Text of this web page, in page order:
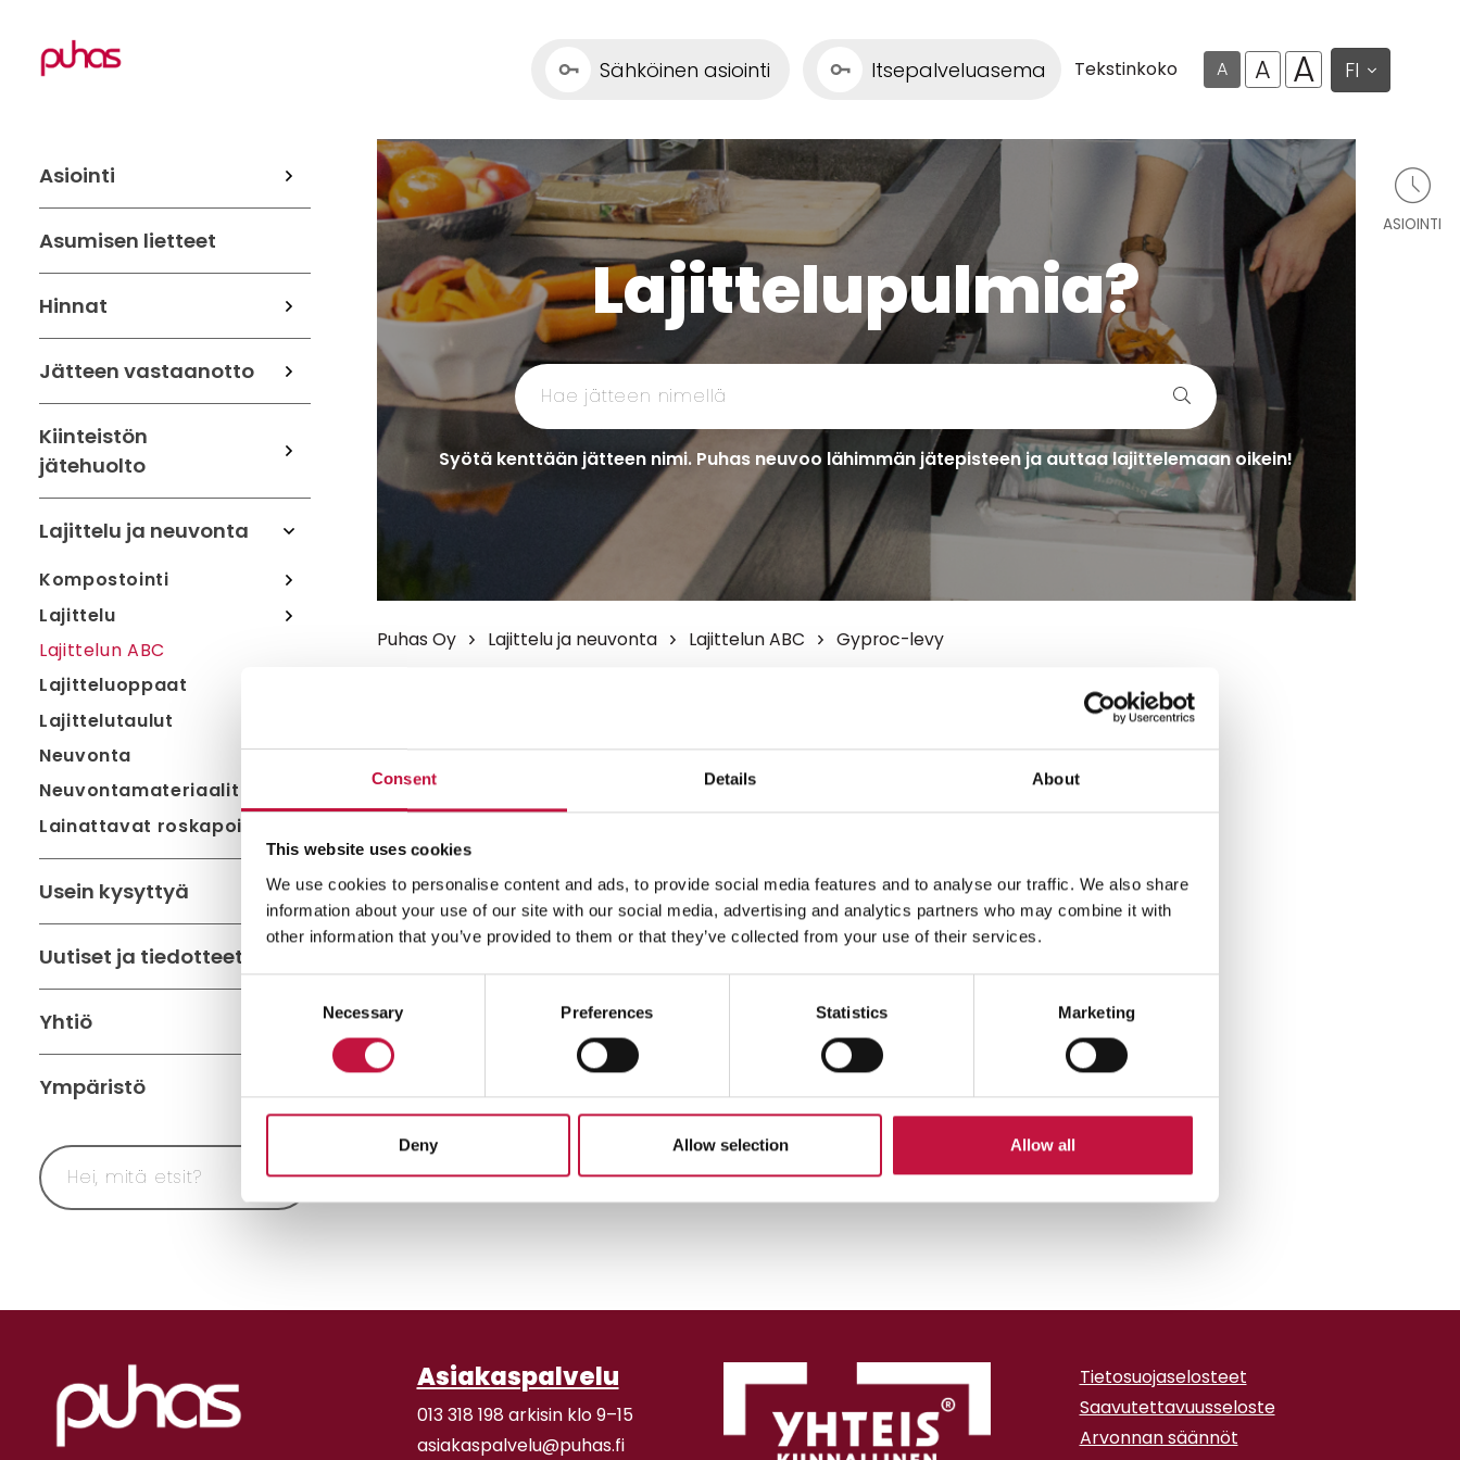
Consent Details About
This website uses cookies
We use cookies to personalise content and ads, to provide social media features and to analyse our traffic. We also share
information about your use of our site with our social media, advertising and analytics partners who may combine it with
other information that you’ve provided to them or that they’ve collected from your use of their services.
Consent
Necessary Preferences Statistics Marketing
Deny Allow selection Allow all
Sähköinen asiointi Itsepalveluasema Tekstinkoko A A A FI
Asiointi
Asumisen lietteet
Hinnat
Jätteen vastaanotto
Kiinteistön
jätehuolto
Lajittelu ja neuvonta
Kompostointi
Lajittelu
Lajittelun ABC
Lajitteluoppaat
Lajittelutaulut
Neuvonta
Neuvontamateriaalit
Lainattavat roskapoimurit
Usein kysyttyä
Uutiset ja tiedotteet
Yhtiö
Ympäristö
Lajittelupulmia?
Syötä kenttään jätteen nimi. Puhas neuvoo lähimmän jätepisteen ja auttaa lajittelemaan oikein!
ASIOINTI
Puhas Oy Lajittelu ja neuvonta Lajittelun ABC Gyproc-levy
Voit laittaa yksittäiset pienet kipsipalaset
poltettavan jätteen astiaan.
Vie isommat määrät Gyproc-levyä
Kontiokaaren itsepalveluasemalle tai muille
jäteasemille.
sijainti
Asiakaspalvelu
013 318 198 arkisin klo 9–15
asiakaspalvelu@puhas.fi
Tietosuojaselosteet
Saavutettavuusseloste
Arvonnan säännöt